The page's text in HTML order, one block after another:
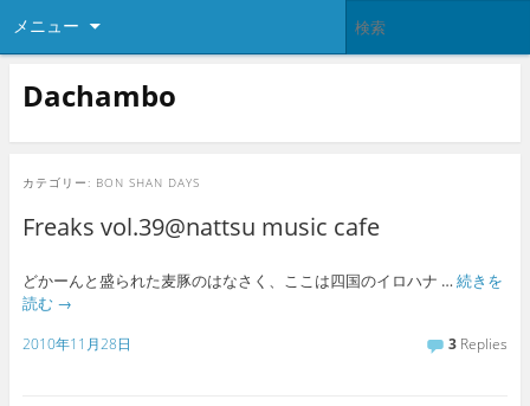
メニュー
Dachambo
カテゴリー: BON SHAN DAYS
Freaks vol.39@nattsu music cafe
どかーんと盛られた麦豚のはなさく、ここは四国のイロハナ … 続きを
読む →
2010年11月28日 3 Replies